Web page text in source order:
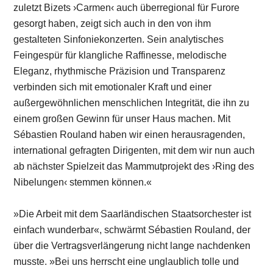
zuletzt Bizets ›Carmen‹ auch überregional für Furore
gesorgt haben, zeigt sich auch in den von ihm
gestalteten Sinfoniekonzerten. Sein analytisches
Feingespür für klangliche Raffinesse, melodische
Eleganz, rhythmische Präzision und Transparenz
verbinden sich mit emotionaler Kraft und einer
außergewöhnlichen menschlichen Integrität, die ihn zu
einem großen Gewinn für unser Haus machen. Mit
Sébastien Rouland haben wir einen herausragenden,
international gefragten Dirigenten, mit dem wir nun auch
ab nächster Spielzeit das Mammutprojekt des ›Ring des
Nibelungen‹ stemmen können.«
»Die Arbeit mit dem Saarländischen Staatsorchester ist
einfach wunderbar«, schwärmt Sébastien Rouland, der
über die Vertragsverlängerung nicht lange nachdenken
musste. »Bei uns herrscht eine unglaublich tolle und